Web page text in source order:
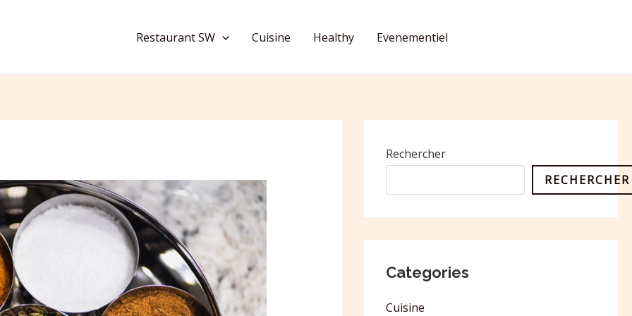
Restaurant SW Cuisine Healthy Evenementiel
Rechercher
RECHERCHER
Categories
Cuisine